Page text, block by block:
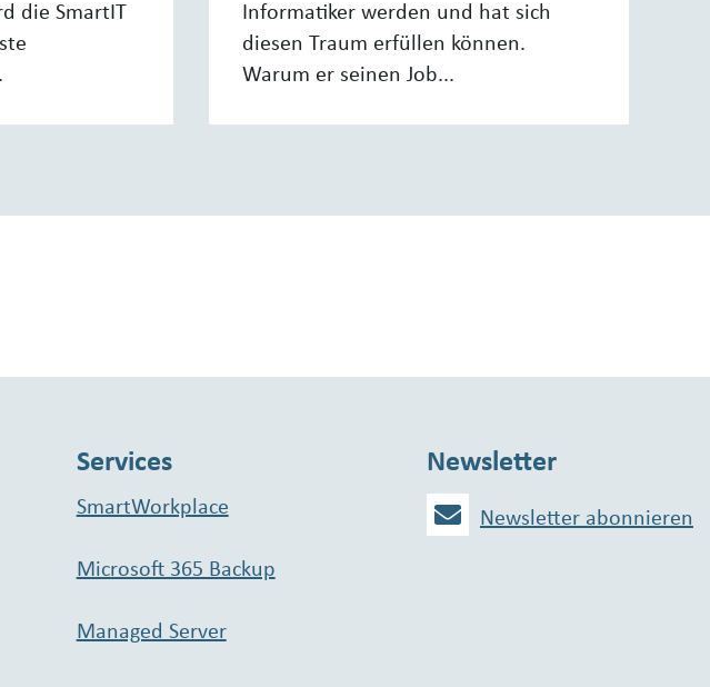
die SmartIT
Informatiker werden und hat sich
diesen Traum erfüllen können.
Warum er seinen Job...
Services
SmartWorkplace
Microsoft 365 Backup
Managed Server
Newsletter
Newsletter abonnieren